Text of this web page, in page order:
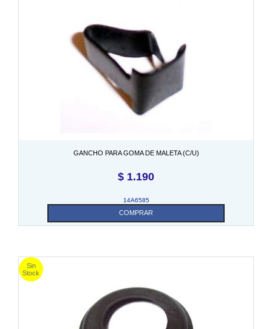
GANCHO PARA GOMA DE MALETA (C/U)
$ 1.190
14A6585
COMPRAR